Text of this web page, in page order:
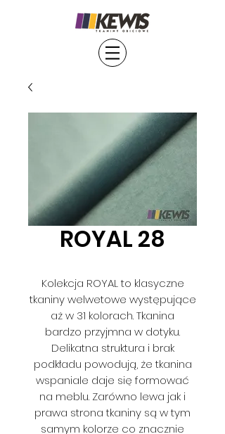
ROYAL 28
Kolekcja ROYAL to klasyczne
tkaniny welwetowe występujące
aż w 31 kolorach. Tkanina
bardzo przyjmna w dotyku.
Delikatna struktura i brak
podkładu powodują, że tkanina
wspaniale daje się formować
na meblu. Zarówno lewa jak i
prawa strona tkaniny są w tym
samym kolorze co znacznie